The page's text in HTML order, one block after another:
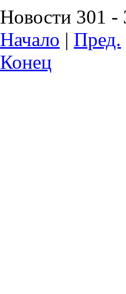
Новости 301 -
Начало | Пред.
Конец